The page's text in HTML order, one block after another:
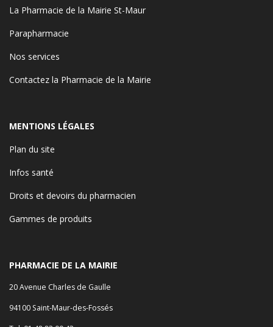
La Pharmacie de la Mairie St-Maur
Parapharmacie
Nos services
Contactez la Pharmacie de la Mairie
MENTIONS LÉGALES
Plan du site
Infos santé
Droits et devoirs du pharmacien
Gammes de produits
PHARMACIE DE LA MAIRIE
20 Avenue Charles de Gaulle
94100 Saint-Maur-des-Fossés